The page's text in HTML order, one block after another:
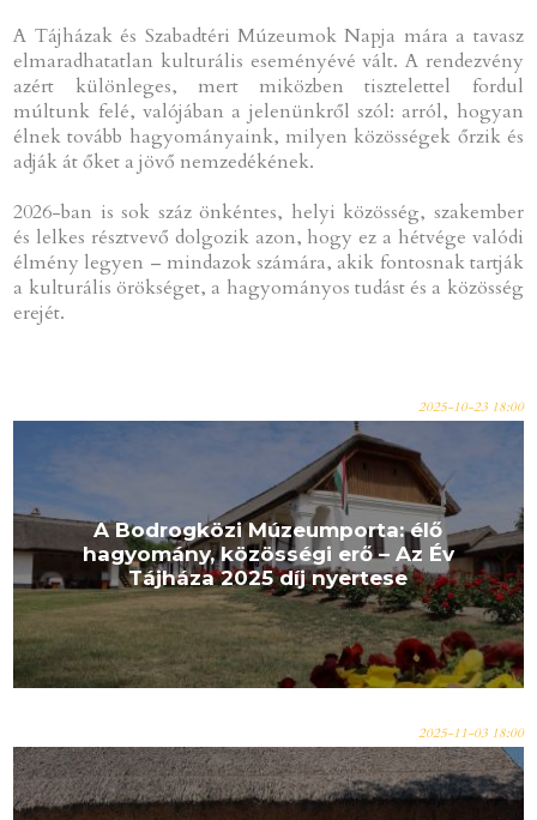
A Tájházak és Szabadtéri Múzeumok Napja mára a tavasz
elmaradhatatlan kulturális eseményévé vált. A rendezvény
azért különleges, mert miközben tisztelettel fordul
múltunk felé, valójában a jelenünkről szól: arról, hogyan
élnek tovább hagyományaink, milyen közösségek őrzik és
adják át őket a jövő nemzedékének.
2026-ban is sok száz önkéntes, helyi közösség, szakember
és lelkes résztvevő dolgozik azon, hogy ez a hétvége valódi
élmény legyen – mindazok számára, akik fontosnak tartják
a kulturális örökséget, a hagyományos tudást és a közösség
erejét.
2025-10-23 18:00
A Bodrogközi Múzeumporta: élő
hagyomány, közösségi erő – Az Év
Tájháza 2025 díj nyertese
2025-11-03 18:00